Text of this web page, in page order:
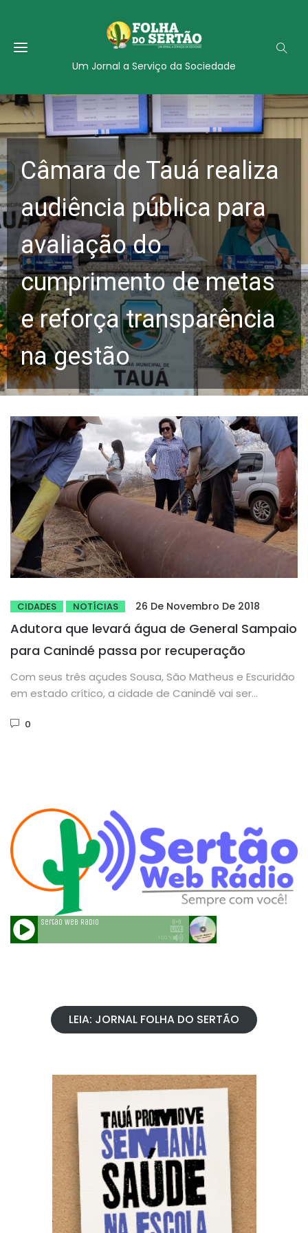
Um Jornal a Serviço da Sociedade
Câmara de Tauá realiza
audiência pública para
avaliação do
cumprimento de metas
e reforça transparência
na gestão
CIDADES NOTÍCIAS 26 De Novembro De 2018
Adutora que levará água de General Sampaio
para Canindé passa por recuperação
Com seus três açudes Sousa, São Matheus e Escuridão
em estado crítico, a cidade de Canindé vai ser
0
LEIA: JORNAL FOLHA DO SERTÃO